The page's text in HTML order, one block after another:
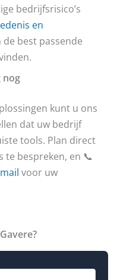
bedrijfsrisico’s
en
de best passende
nog
kunt u ons
dat uw bedrijf
tools. Plan direct
te bespreken, en 📞
voor uw